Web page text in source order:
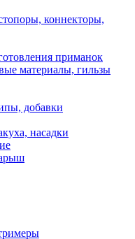
коннекторы,
приманок
материалы, гильзы
добавки
насадки